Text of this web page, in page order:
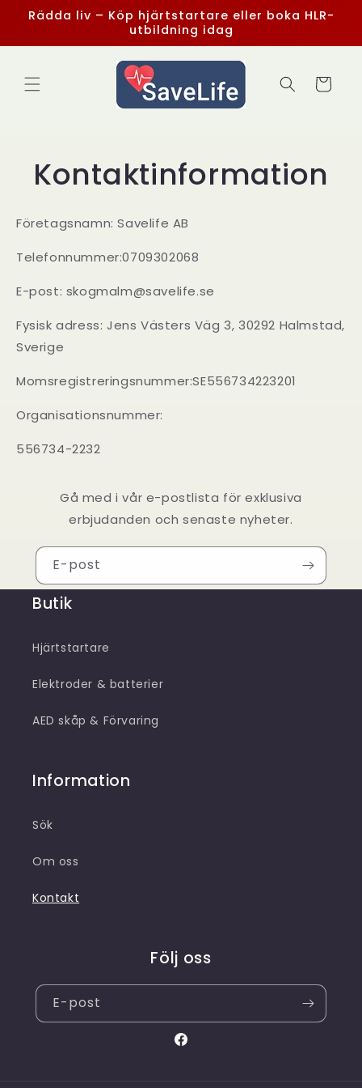
vidare
till
Rädda liv – Köp hjärtstartare eller boka HLR-
utbildning idag
Varukorg
Kontaktinformation
Företagsnamn: Savelife AB
Telefonnummer:0709302068
E-post: skogmalm@savelife.se
Fysisk adress: Jens Västers Väg 3, 30292 Halmstad,
Sverige
Momsregistreringsnummer:SE556734223201
Organisationsnummer:
556734-2232
Gå med i vår e-postlista för exklusiva
erbjudanden och senaste nyheter.
E-post
Butik
Hjärtstartare
Elektroder & batterier
AED skåp & Förvaring
Information
Sök
Om oss
Kontakt
Följ oss
E-post
Facebook